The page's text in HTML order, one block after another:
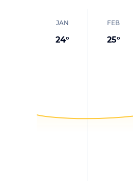
JAN
24°
FEB
25°